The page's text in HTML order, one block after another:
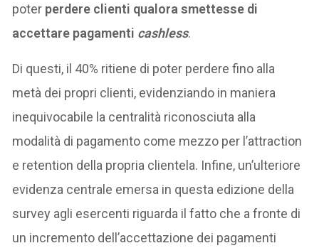
poter perdere clienti qualora smettesse di
accettare pagamenti cashless.
Di questi, il 40% ritiene di poter perdere fino alla
metà dei propri clienti, evidenziando in maniera
inequivocabile la centralità riconosciuta alla
modalità di pagamento come mezzo per l’attraction
e retention della propria clientela. Infine, un’ulteriore
evidenza centrale emersa in questa edizione della
survey agli esercenti riguarda il fatto che a fronte di
un incremento dell’accettazione dei pagamenti